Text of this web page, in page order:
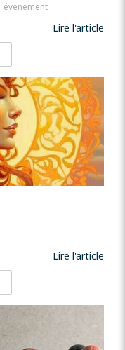
évenement
Lire l'article
Lire l'article